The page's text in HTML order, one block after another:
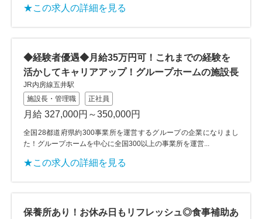
★この求人の詳細を見る
◆経験者優遇◆月給35万円可！これまでの経験を
活かしてキャリアアップ！グループホームの施設長
JR内房線五井駅
施設長・管理職
正社員
月給 327,000円～350,000円
全国28都道府県約300事業所を運営するグループの企業になりまし
た！グループホームを中心に全国300以上の事業所を運営...
★この求人の詳細を見る
保養所あり！お休み日もリフレッシュ◎食事補助あ